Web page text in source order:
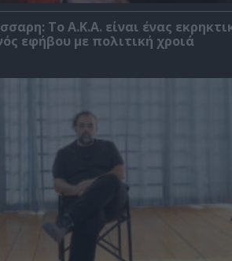
Το Α.Κ.Α. είναι ένας
εφήβου με πολιτική χροιά